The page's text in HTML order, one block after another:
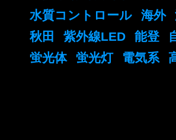
水質コントロール
海外
秋田
紫外線LED 能登
蛍光体
蛍光灯 電気系